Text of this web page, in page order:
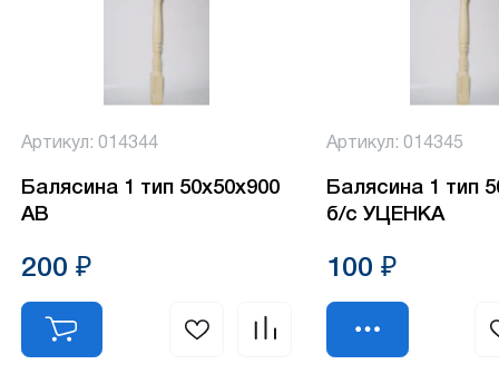
Артикул: 014344
Балясина 1 тип 50х50х900
АВ
200 ₽
Артикул: 014345
Балясина 1 тип
б/с УЦЕНКА
100 ₽